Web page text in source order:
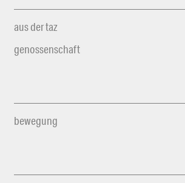
aus der taz
genossenschaft
bewegung